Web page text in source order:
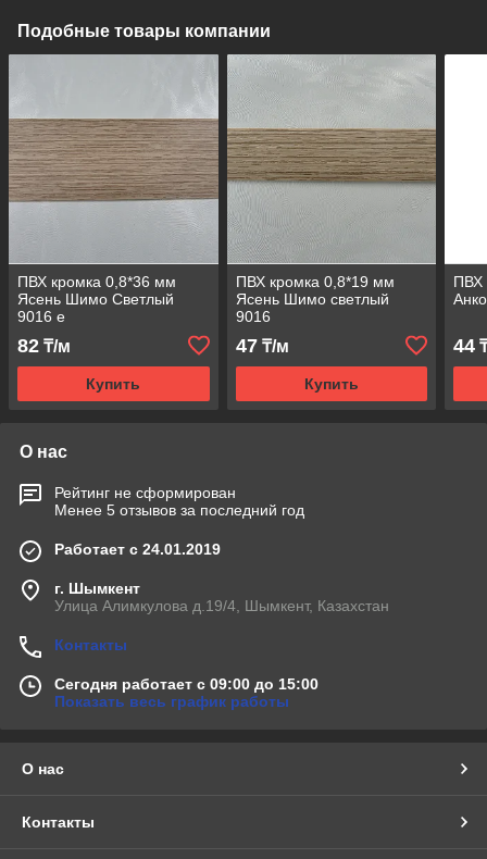
Подобные товары компании
ПВХ кромка 0,8*36 мм
Ясень Шимо Светлый
9016 е
82 ₸/м
Купить
ПВХ кромка 0,8*19 мм
Ясень Шимо светлый
9016
47₸/м
Купить
ПВХ
44
О нас
Рейтинг не сформирован
Менее 5 отзывов за последний год
Работает с 24.01.2019
г. Шымкент
Улица Алимкулова д.19/4, Шымкент, Казахстан
Контакты
Сегодня работает с 09:00 до 15:00
Показать весь график работы
О нас
Контакты